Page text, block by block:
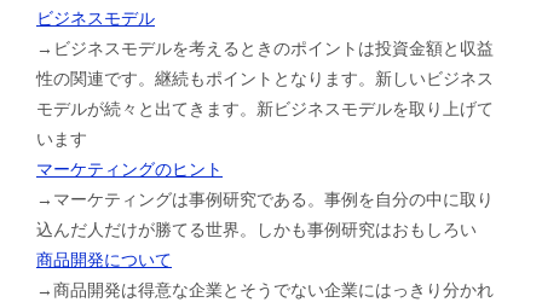
ビジネスモデル
→ビジネスモデルを考えるときのポイントは投資金額と収益
性の関連です。継続もポイントとなります。新しいビジネス
モデルが続々と出てきます。新ビジネスモデルを取り上げて
います
マーケティングのヒント
→マーケティングは事例研究である。事例を自分の中に取り
込んだ人だけが勝てる世界。しかも事例研究はおもしろい
商品開発について
→商品開発は得意な企業とそうでない企業にはっきり分かれ